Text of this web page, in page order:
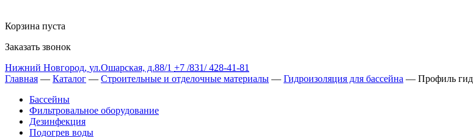
Корзина пуста
Заказать звонок
Нижний Новгород, ул.Ошарская, д.88/1 +7 /831/428-41-81
Главная — Каталог — Строительные и отделочные материалы — Гидроизоляция для бассейна — Профиль
Бассейны
Фильтровальное оборудование
Дезинфекция
Подогрев воды